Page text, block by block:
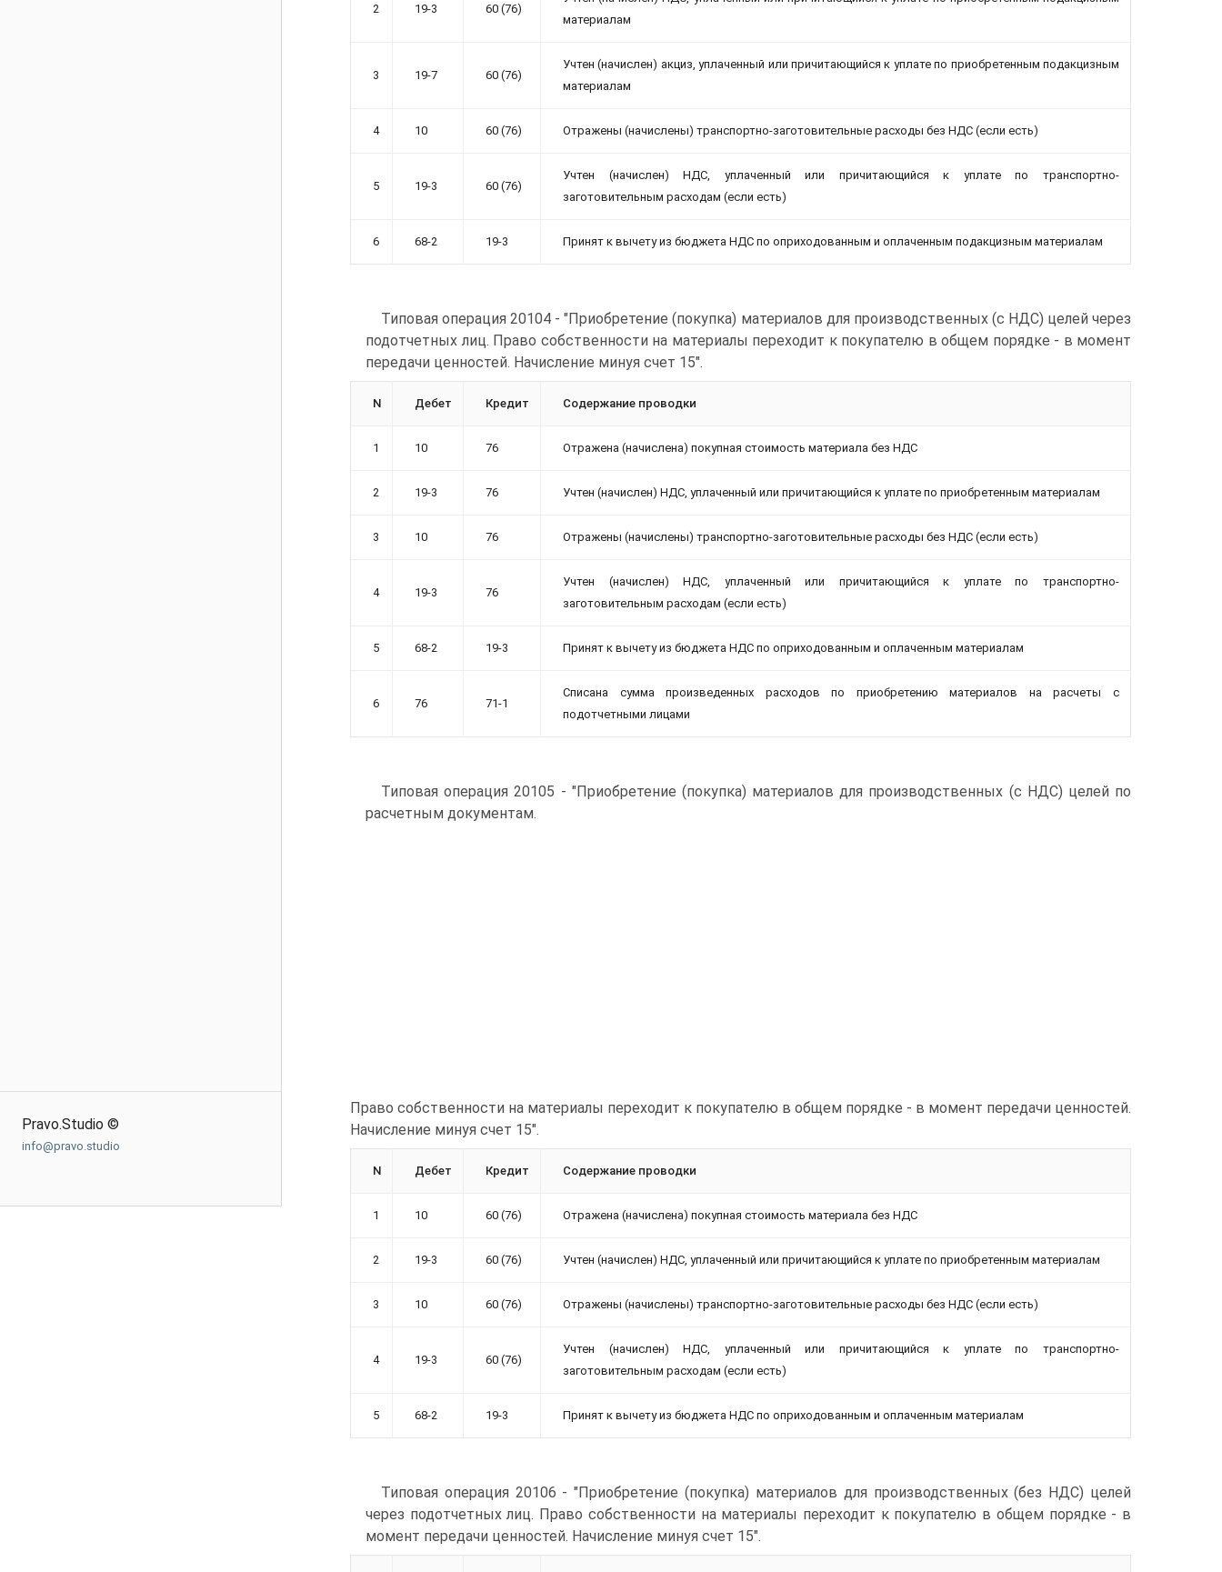
Pravo.Studio ©
info@pravo.studio
2 19-3 60 (76)
материалам
3 19-7 60 (76)
Учтен (начислен) акциз, уплаченный или причитающийся к уплате по приобретенным подакцизным
материалам
4 10 60 (76) Отражены (начислены) транспортно-заготовительные расходы без НДС (если есть)
5 19-3 60 (76)
Учтен (начислен) НДС, уплаченный или причитающийся к уплате по транспортно-
заготовительным расходам (если есть)
6 68-2 19-3 Принят к вычету из бюджета НДС по оприходованным и оплаченным подакцизным материалам
Типовая операция 20104 - "Приобретение (покупка) материалов для производственных (с НДС) целей через
подотчетных лиц. Право собственности на материалы переходит к покупателю в общем порядке - в момент
передачи ценностей. Начисление минуя счет 15".
N Дебет Кредит Содержание проводки
1 10 76 Отражена (начислена) покупная стоимость материала без НДС
2 19-3 76 Учтен (начислен) НДС, уплаченный или причитающийся к уплате по приобретенным материалам
3 10 76 Отражены (начислены) транспортно-заготовительные расходы без НДС (если есть)
4 19-3 76
Учтен (начислен) НДС, уплаченный или причитающийся к уплате по транспортно-
заготовительным расходам (если есть)
5 68-2 19-3 Принят к вычету из бюджета НДС по оприходованным и оплаченным материалам
6 76 71-1
Списана сумма произведенных расходов по приобретению материалов на расчеты с
подотчетными лицами
Типовая операция 20105 - "Приобретение (покупка) материалов для производственных (с НДС) целей по
расчетным документам.
Право собственности на материалы переходит к покупателю в общем порядке - в момент передачи ценностей.
Начисление минуя счет 15".
N Дебет Кредит Содержание проводки
1 10 60 (76) Отражена (начислена) покупная стоимость материала без НДС
2 19-3 60 (76) Учтен (начислен) НДС, уплаченный или причитающийся к уплате по приобретенным материалам
3 10 60 (76) Отражены (начислены) транспортно-заготовительные расходы без НДС (если есть)
4 19-3 60 (76)
Учтен (начислен) НДС, уплаченный или причитающийся к уплате по транспортно-
заготовительным расходам (если есть)
5 68-2 19-3 Принят к вычету из бюджета НДС по оприходованным и оплаченным материалам
Типовая операция 20106 - "Приобретение (покупка) материалов для производственных (без НДС) целей
через подотчетных лиц. Право собственности на материалы переходит к покупателю в общем порядке - в
момент передачи ценностей. Начисление минуя счет 15".